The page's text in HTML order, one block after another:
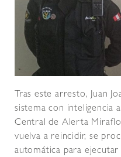
Tras este arresto, Juan
sistema con inteligencia
Central de Alerta
vuelva a reincidir, se
automática para